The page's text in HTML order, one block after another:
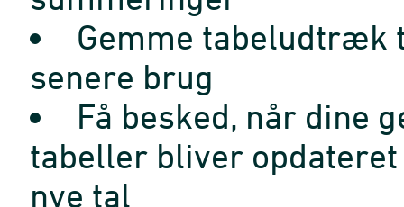
Gemme tabeludtræk
senere brug
Få besked, når dine
tabeller bliver opdateret
nye tal